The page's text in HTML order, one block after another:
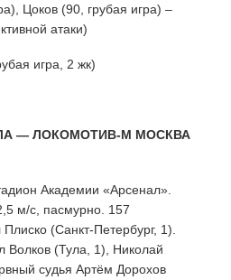
Цоков (90, грубая игра) –
атаки)
игра, 2 жк)
— ЛОКОМОТИВ-М МОСКВА
Академии «Арсенал».
м/с, пасмурно. 157
(Санкт-Петербург, 1).
Волков (Тула, 1), Николай
судья Артём Дорохов